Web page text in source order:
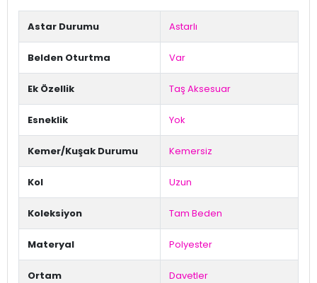
Astar Durumu Astarlı
Belden Oturtma Var
Ek Özellik Taş Aksesuar
Esneklik Yok
Kemer/Kuşak Durumu Kemersiz
Kol Uzun
Koleksiyon Tam Beden
Materyal Polyester
Ortam Davetler